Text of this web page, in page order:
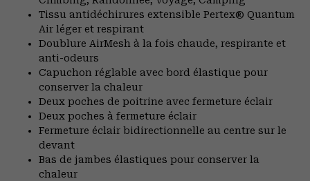
Tissu antidéchirures extensible Pertex® Quantum
Air léger et respirant
Doublure AirMesh à la fois chaude, respirante et
anti-odeurs
Capuchon réglable avec bord élastique pour
conserver la chaleur
Deux poches de poitrine avec fermeture éclair
Deux poches à fermeture éclair
Fermeture éclair bidirectionnelle au centre sur le
devant
Bas de jambes élastiques pour conserver la
chaleur